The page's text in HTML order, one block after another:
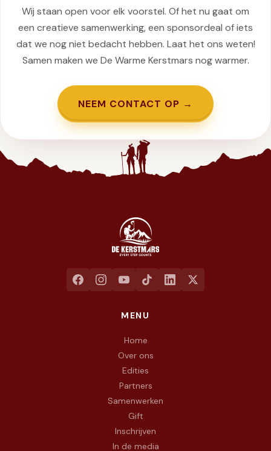
Wij staan open voor elk voorstel. Of het nu gaat om
een creatieve samenwerking, een sponsordeal of iets
dat we nog niet bedacht hebben. Laat het ons weten!
Samen maken we De Warme Kerstmars nog warmer.
NEEM CONTACT OP →
Jaarlijkse liefdadigheidswandeling ten voordele van het
MENU
Home
Over ons
Edities
Partners
Samenwerken
Gift
Inschrijven
In de media